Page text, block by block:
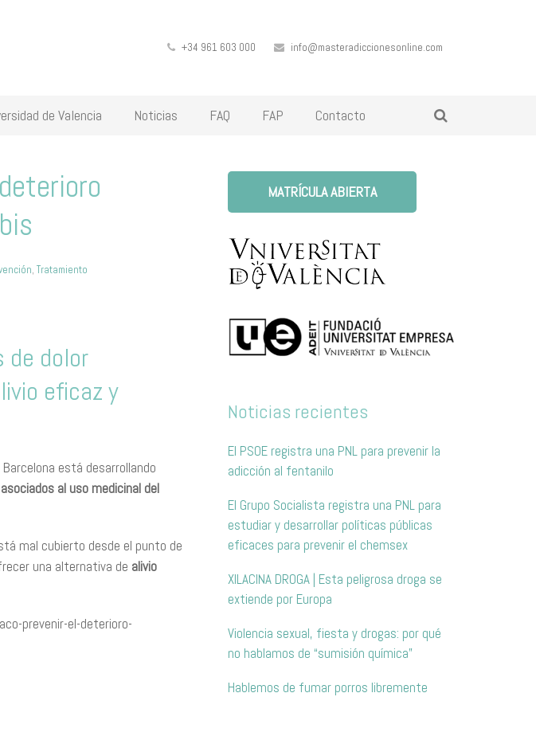
+34 961 603 000 info@masteradiccionesonline.com
de Valencia Noticias FAQ FAP Contacto
, Tratamiento
de dolor
eficaz y
está desarrollando
al uso medicinal del
mal cubierto desde el punto de
una alternativa de alivio
prevenir-el-deterioro-
MATRÍCULA ABIERTA
Noticias recientes
El PSOE registra una PNL para prevenir la
adicción al fentanilo
El Grupo Socialista registra una PNL para
estudiar y desarrollar políticas públicas
eficaces para prevenir el chemsex
XILACINA DROGA | Esta peligrosa droga se
extiende por Europa
Violencia sexual, fiesta y drogas: por qué
no hablamos de “sumisión química”
Hablemos de fumar porros libremente